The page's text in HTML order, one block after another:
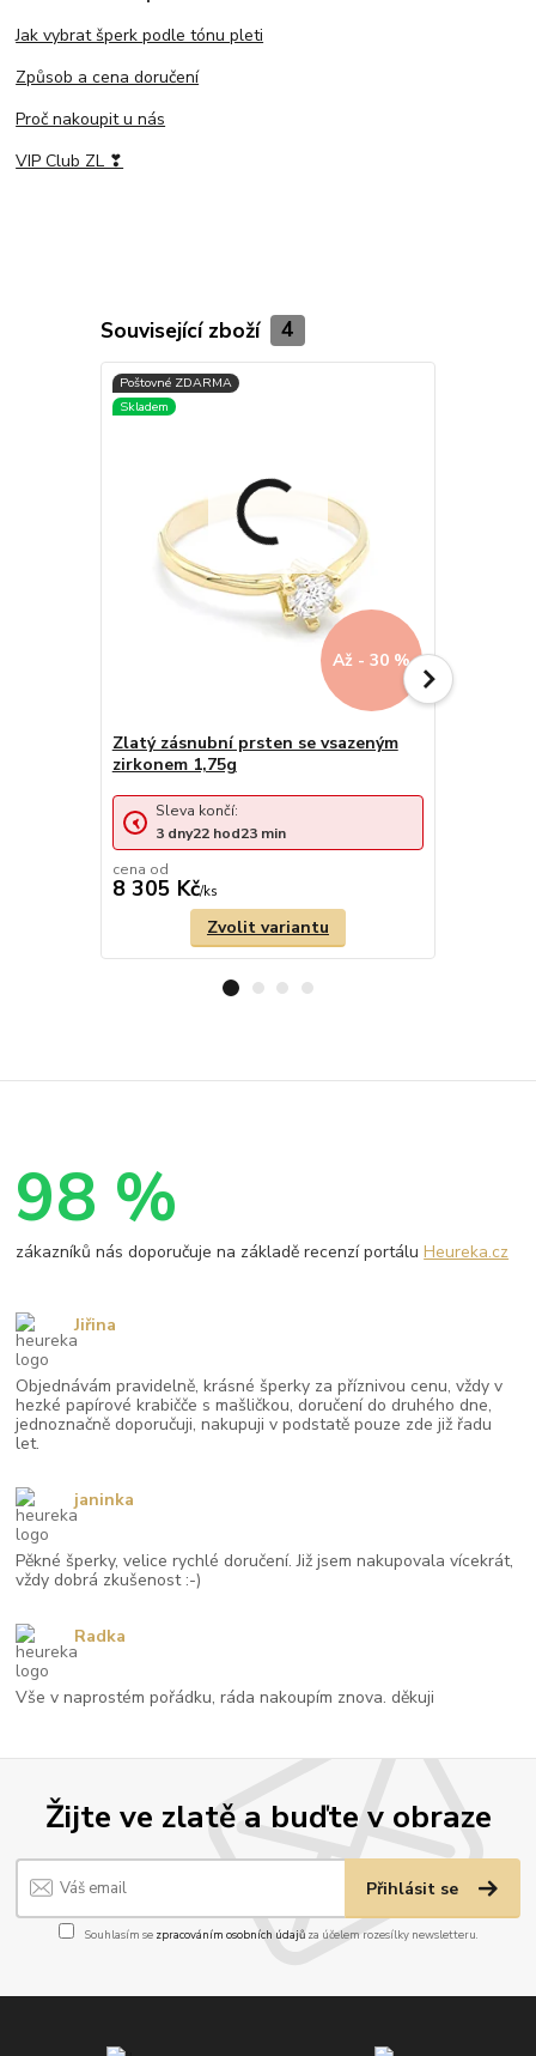
Jak vybrat šperk podle tónu pleti
Způsob a cena doručení
Proč nakoupit u nás
VIP Club ZL ❣
Související zboží 4
Až - 30 %
Zlatý zásnubní prsten se vsazeným
zirkonem 1,75g
cena od
8 305 Kč/ks
Sleva končí:
3 dny22 hod23 min
Zvolit variantu
Žijte ve zlatě a buďte v obraze
Přihlásit se
Souhlasím se zpracováním osobních údajůza účelem rozesílky newsletteru.
98 %
zákazníků nás doporučuje na základě recenzí portáluHeureka.cz
Objednávám pravidelně, krásné šperky za příznivou cenu, vždy v
hezké papírové krabičče s mašličkou, doručení do druhého dne,
jednoznačně doporučuji, nakupuji v podstatě pouze zde již řadu
let.
Jiřina
Pěkné šperky, velice rychlé doručení. Již jsem nakupovala vícekrát,
vždy dobrá zkušenost :-)
janinka
Vše v naprostém pořádku, ráda nakoupím znova. děkuji
Radka